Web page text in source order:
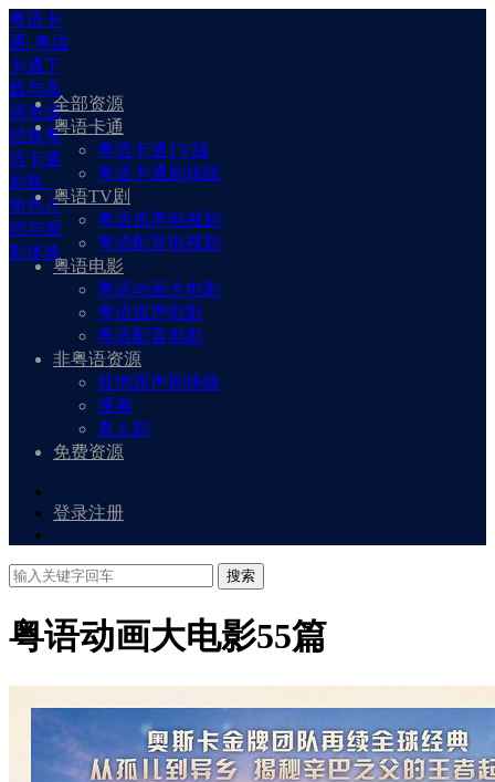
粤语卡
通| 粤语
卡通下
载与高
清资源
经典粤
语卡通
剧集、
角色介
绍与观
影体验
全部资源
粤语卡通
粤语卡通TV版
粤语卡通剧场版
粤语TV剧
粤语原声电视剧
粤语配音电视剧
粤语电影
粤语动画大电影
粤语原声电影
粤语配音电影
非粤语资源
其他原声剧场版
漫画
真人剧
免费资源
登录注册
搜索
粤语动画大电影55篇